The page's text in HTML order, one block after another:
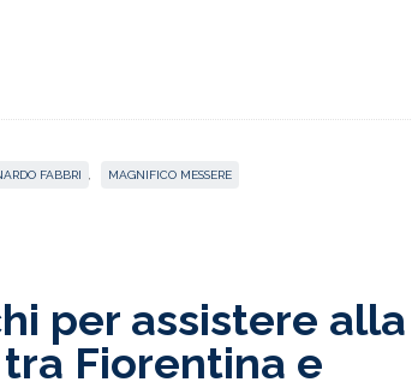
FABBRI MAGNIFICO MESSERE
per assistere alla
Fiorentina e